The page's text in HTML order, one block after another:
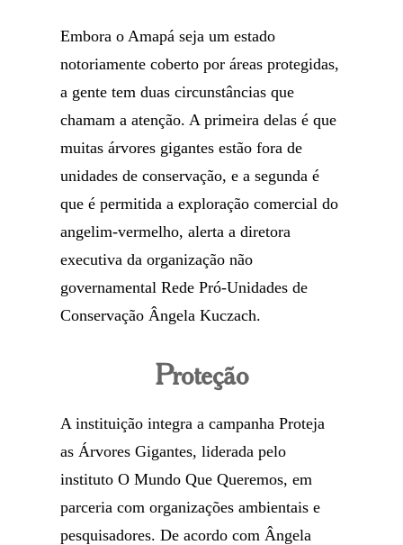
Embora o Amapá seja um estado
notoriamente coberto por áreas protegidas,
a gente tem duas circunstâncias que
chamam a atenção. A primeira delas é que
muitas árvores gigantes estão fora de
unidades de conservação, e a segunda é
que é permitida a exploração comercial do
angelim-vermelho, alerta a diretora
executiva da organização não
governamental Rede Pró-Unidades de
Conservação Ângela Kuczach.
Proteção
A instituição integra a campanha Proteja
as Árvores Gigantes, liderada pelo
instituto O Mundo Que Queremos, em
parceria com organizações ambientais e
pesquisadores. De acordo com Ângela